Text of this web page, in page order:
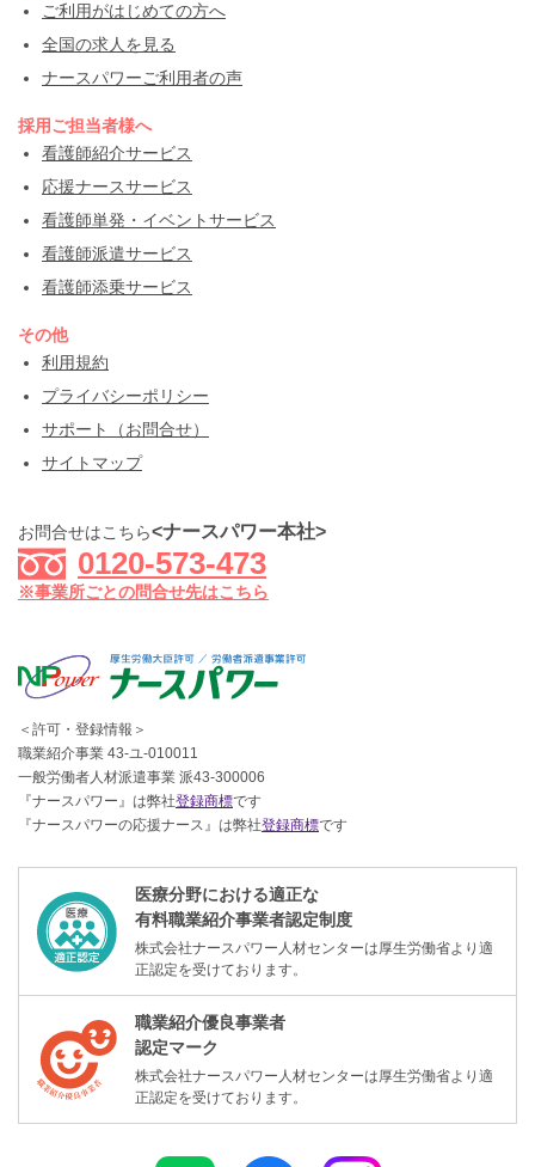
ご利用がはじめての方へ
全国の求人を見る
ナースパワーご利用者の声
採用ご担当者様へ
看護師紹介サービス
応援ナースサービス
看護師単発・イベントサービス
看護師派遣サービス
看護師添乗サービス
その他
利用規約
プライバシーポリシー
サポート（お問合せ）
サイトマップ
お問合せはこちら<ナースパワー本社>
0120-573-473
※事業所ごとの問合せ先はこちら
＜許可・登録情報＞
職業紹介事業 43-ユ-010011
一般労働者人材派遣事業 派43-300006
『ナースパワー』は弊社登録商標です
『ナースパワーの応援ナース』は弊社登録商標です
医療分野における適正な
有料職業紹介事業者認定制度
株式会社ナースパワー人材センターは厚生労働省より適
正認定を受けております。
職業紹介優良事業者
認定マーク
株式会社ナースパワー人材センターは厚生労働省より適
正認定を受けております。